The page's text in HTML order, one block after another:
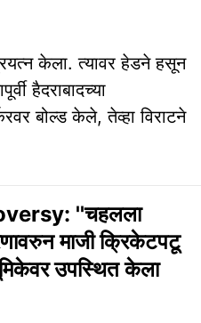
केला. त्यावर हेडने हसून
हैदराबादच्या
बोल्ड केले, तेव्हा विराटने
''चहलला
माजी क्रिकेटपटू
उपस्थित केला